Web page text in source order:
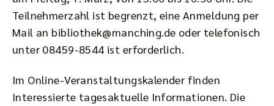
Teilnehmerzahl ist begrenzt, eine Anmeldung per
Mail an bibliothek@manching.de oder telefonisch
unter 08459-8544 ist erforderlich.
Im Online-Veranstaltungskalender finden
Interessierte tagesaktuelle Informationen. Die